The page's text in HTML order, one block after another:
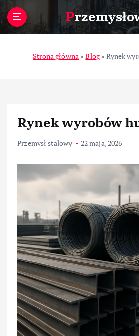
Strona główna »Blog»Rynek
Rynek wyrobów
Przemysł stalowy 22 maja, 2026